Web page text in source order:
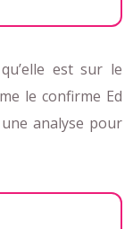
est sur le
le confirme Ed
une analyse pour